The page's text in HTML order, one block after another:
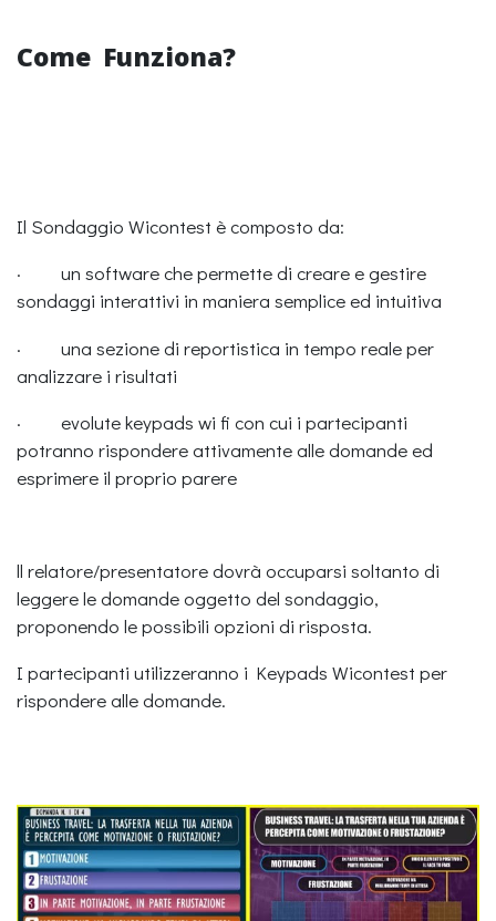
Come Funziona?
Il Sondaggio Wicontest è composto da:
· un software che permette di creare e gestire
sondaggi interattivi in maniera semplice ed intuitiva
· una sezione di reportistica in tempo reale per
analizzare i risultati
· evolute keypads wi fi con cui i partecipanti
potranno rispondere attivamente alle domande ed
esprimere il proprio parere
ll relatore/presentatore dovrà occuparsi soltanto di
leggere le domande oggetto del sondaggio,
proponendo le possibili opzioni di risposta.
I partecipanti utilizzeranno i Keypads Wicontest per
rispondere alle domande.